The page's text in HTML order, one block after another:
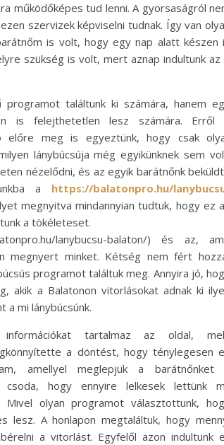
működőképes tud lenni. A gyorsaságról
szervizek képviselni tudnak. Így van
is volt, hogy egy nap alatt készen
szükség is volt, mert aznap indultunk az
találtunk ki számára, hanem
is felejthetetlen lesz számára. Erről
előre meg is egyeztünk, hogy csak
lánybúcsúja még egyikünknek sem
nézelődni, és az egyik barátnőnk
a https://balatonpro.hu/
megnyitva mindannyian tudtuk, hogy ez
a tökéleteset.
lanybucsu-balaton/) és az,
megnyert minket. Kétség nem fért
programot találtuk meg. Annyira jó,
akik a Balatonon vitorlásokat adnak ki
a mi lánybúcsúnk.
információkat tartalmaz az oldal,
a döntést, hogy ténylegesen
amellyel meglepjük a barátnőnket
csoda, hogy ennyire lelkesek lettünk
Mivel olyan programot választottunk,
lesz. A honlapon megtaláltuk, hogy
a vitorlást. Egyfelől azon indultunk